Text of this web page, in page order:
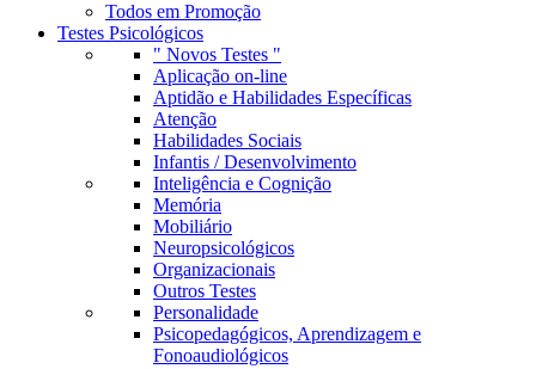
Todos em Promoção
Testes Psicológicos
" Novos Testes "
Aplicação on-line
Aptidão e Habilidades Específicas
Atenção
Habilidades Sociais
Infantis / Desenvolvimento
Inteligência e Cognição
Memória
Mobiliário
Neuropsicológicos
Organizacionais
Outros Testes
Personalidade
Psicopedagógicos, Aprendizagem e
Fonoaudiológicos